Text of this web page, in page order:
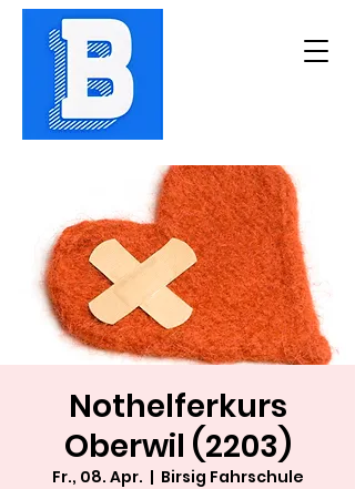
Nothelferkurs
Oberwil (2203)
Fr., 08. Apr.
  |
Birsig Fahrschule